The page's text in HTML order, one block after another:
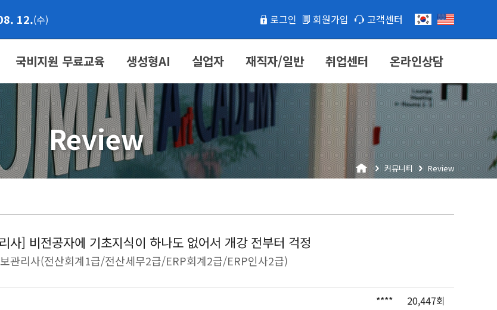
12.(수) 로그인 회원가입 고객센터
국비지원 무료교육 생성형AI 실업자 재직자/일반 취업센터 온라인상담
Review
커뮤니티 Review
사] 비전공자에 기초지식이 하나도 없어서 개강 전부터 걱정
관리사(전산회계1급/전산세무2급/ERP회계2급/ERP인사2급)
****
20,447회